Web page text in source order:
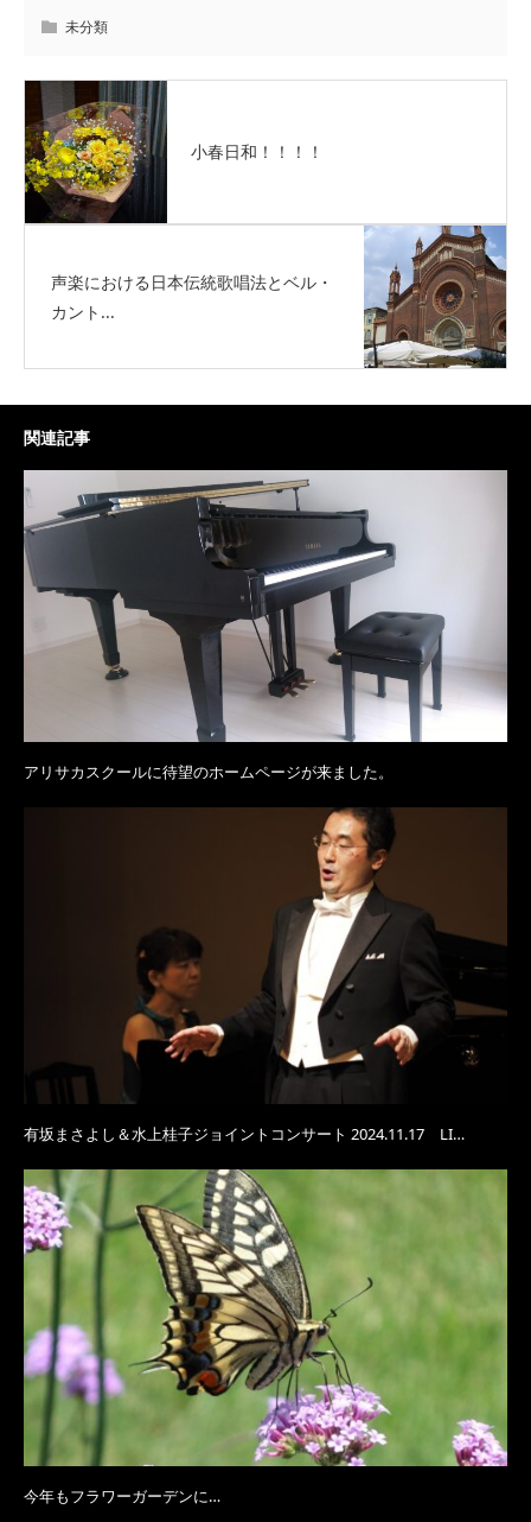
未分類
小春日和！！！！
声楽における日本伝統歌唱法とベル・
カント...
関連記事
アリサカスクールに待望のホームページが来ました。
有坂まさよし＆水上桂子ジョイントコンサート 2024.11.17 LI…
今年もフラワーガーデンに…